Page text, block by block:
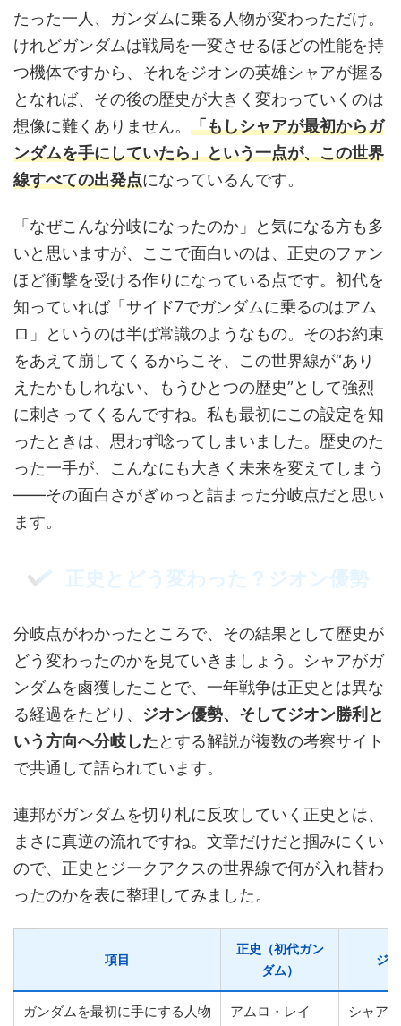
たった一人、ガンダムに乗る人物が変わっただけ。
けれどガンダムは戦局を一変させるほどの性能を持
つ機体ですから、それをジオンの英雄シャアが握る
となれば、その後の歴史が大きく変わっていくのは
想像に難くありません。 「もしシャアが最初からガ
ンダムを手にしていたら」という一点が、この世界
線すべての出発点になっているんです。
「なぜこんな分岐になったのか」と気になる方も多
いと思いますが、ここで面白いのは、正史のファン
ほど衝撃を受ける作りになっている点です。初代を
知っていれば「サイド7でガンダムに乗るのはアム
ロ」というのは半ば常識のようなもの。そのお約束
をあえて崩してくるからこそ、この世界線が“あり
えたかもしれない、もうひとつの歴史”として強烈
に刺さってくるんですね。私も最初にこの設定を知
ったときは、思わず唸ってしまいました。歴史のた
った一手が、こんなにも大きく未来を変えてしまう
――その面白さがぎゅっと詰まった分岐点だと思い
ます。
正史とどう変わった？ジオン優勢
分岐点がわかったところで、その結果として歴史が
どう変わったのかを見ていきましょう。シャアがガ
ンダムを鹵獲したことで、一年戦争は正史とは異な
る経過をたどり、 ジオン優勢、そしてジオン勝利と
いう方向へ分岐したとする解説が複数の考察サイト
で共通して語られています。
連邦がガンダムを切り札に反攻していく正史とは、
まさに真逆の流れですね。文章だけだと掴みにくい
ので、正史とジークアクスの世界線で何が入れ替わ
ったのかを表に整理してみました。
項目
正史（初代ガン
ダム）
ジ
ガンダムを最初に手にする人物 アムロ・レイ シャア